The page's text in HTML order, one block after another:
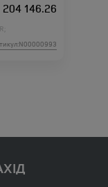
204 146.26